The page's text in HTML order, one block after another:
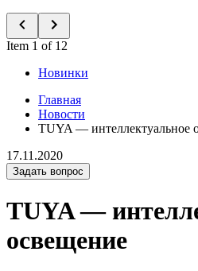
Item 1 of 12
Новинки
Главная
Новости
TUYA — интеллектуальное
17.11.2020
Задать вопрос
TUYA —
освещение